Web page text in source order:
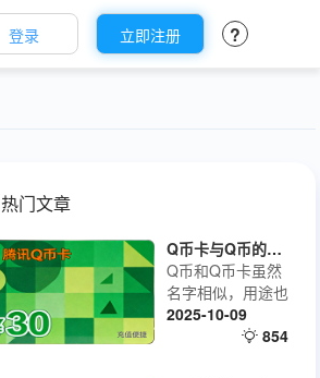
登录 立即注册 ?
热门文章
Q币卡与Q币的区别
Q币和Q币卡虽然
名字相似，用途也
基本一致，但它们
是两种不同的存在
2025-10-09
854